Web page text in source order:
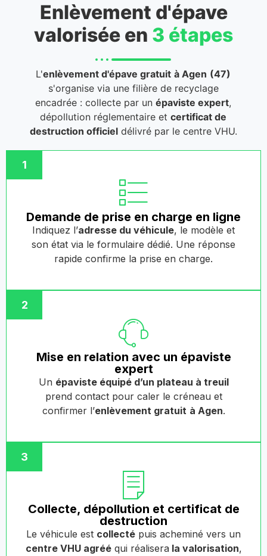
Enlèvement d'épave
valorisée en 3 étapes
L'enlèvement d'épave gratuit à Agen (47)
s'organise via une filière de recyclage
encadrée : collecte par unépaviste expert,
dépollution réglementaire etcertificat de
destruction officieldélivré par le centre VHU.
1
Demande de prise en charge en ligne
Indiquez l’adresse du véhicule, le modèle et
son état via le formulaire dédié. Une réponse
rapide confirme la prise en charge.
2
Mise en relation avec un épaviste
expert
Un épaviste équipé d’un plateau à treuil
prend contact pour caler le créneau et
confirmer l’enlèvement gratuit à Agen.
3
Collecte, dépollution et certificat de
destruction
Le véhicule est collecté puis acheminé vers un
centre VHU agrééqui réalisera la valorisation,